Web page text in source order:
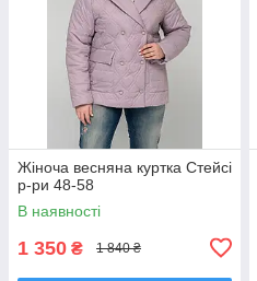
Жіноча весняна куртка Стейсі
р-ри 48-58
В наявності
1 350 ₴ 1 840 ₴